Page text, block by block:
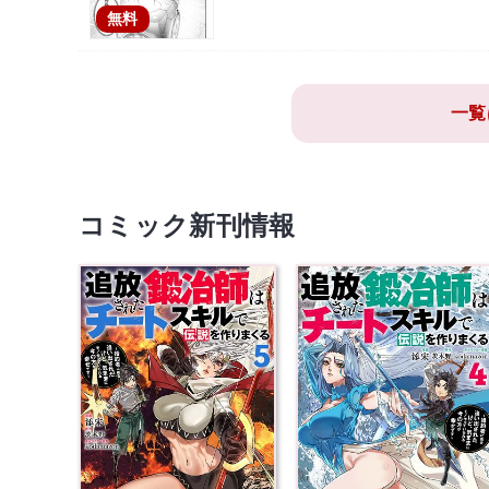
無料
一
コミック新刊情報